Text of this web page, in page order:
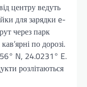
центру ведуть
для зарядки e-
через парк
по дорозі.
N, 24.0231° E.
розлітаються